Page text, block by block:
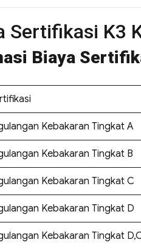
Sertifikasi K3
Biaya
Kebakaran Tingkat A
Kebakaran Tingkat B
Kebakaran Tingkat C
Kebakaran Tingkat D
Kebakaran Tingkat